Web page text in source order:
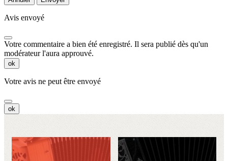
Avis envoyé
Votre commentaire a bien été enregistré. Il sera publié dès qu'un
modérateur l'aura approuvé.
ok
Votre avis ne peut être envoyé
ok